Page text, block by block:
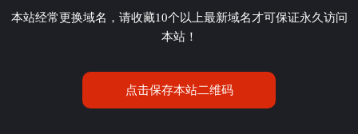
本站经常更换域名，请收藏10个以上最新域名才可保证永久访问
本站！
点击保存本站二维码